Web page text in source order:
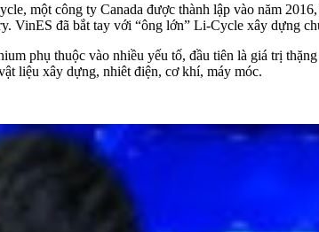
một công ty Canada được thành lập vào năm
VinES đã bắt tay với “ông lớn” Li-Cycle xây dựng
phụ thuộc vào nhiều yếu tố, đầu tiên là giá trị
liệu xây dựng, nhiêt điện, cơ khí, máy móc.